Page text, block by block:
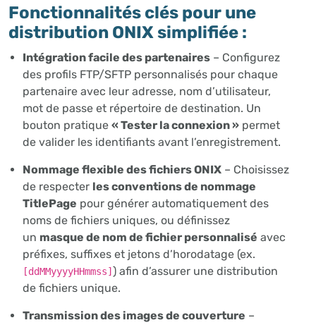
Fonctionnalités clés pour une
distribution ONIX simplifiée :
Intégration facile des partenaires – Configurez
des profils FTP/SFTP personnalisés pour chaque
partenaire avec leur adresse, nom d’utilisateur,
mot de passe et répertoire de destination. Un
bouton pratique « Tester la connexion » permet
de valider les identifiants avant l’enregistrement.
Nommage flexible des fichiers ONIX – Choisissez
de respecter les conventions de nommage
TitlePage pour générer automatiquement des
noms de fichiers uniques, ou définissez
un masque de nom de fichier personnalisé avec
préfixes, suffixes et jetons d’horodatage (ex.
[ddMMyyyyHHmmss] ) afin d’assurer une distribution
de fichiers unique.
Transmission des images de couverture –